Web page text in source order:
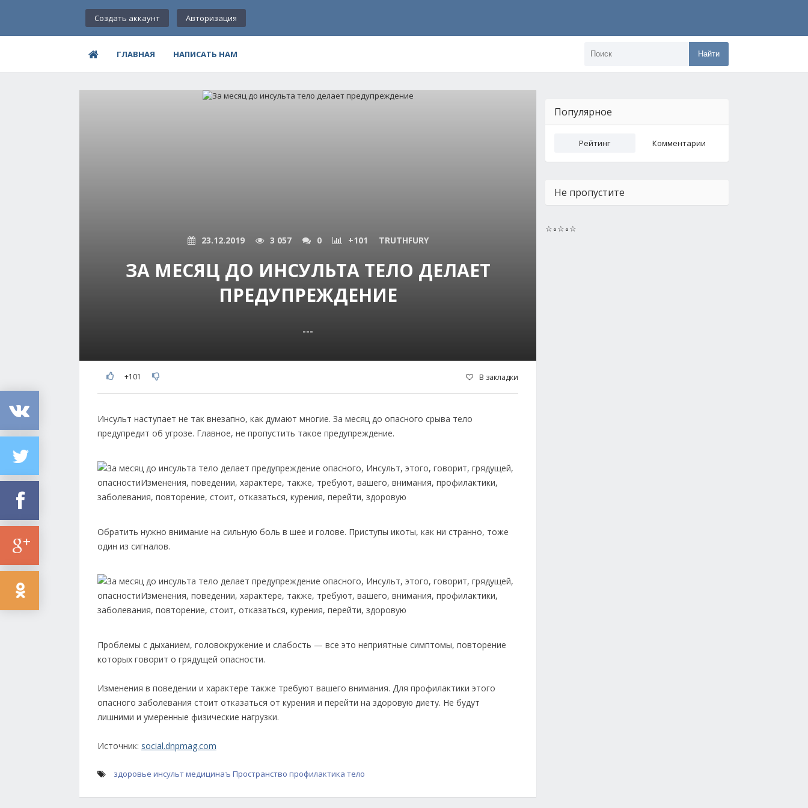
Создать аккаунт Авторизация
ГЛАВНАЯ НАПИСАТЬ НАМ Найти
23.12.2019 3 057 0 +101 TRUTHFURY
ЗА МЕСЯЦ ДО ИНСУЛЬТА ТЕЛО ДЕЛАЕТ
ПРЕДУПРЕЖДЕНИЕ
---
+101 В закладки
Инсульт наступает не так внезапно, как думают многие. За месяц до опасного срыва тело
предупредит об угрозе. Главное, не пропустить такое предупреждение.
Обратить нужно внимание на сильную боль в шее и голове. Приступы икоты, как ни странно, тоже
один из сигналов.
Проблемы с дыханием, головокружение и слабость — все это неприятные симптомы, повторение
которых говорит о грядущей опасности.
Изменения в поведении и характере также требуют вашего внимания. Для профилактики этого
опасного заболевания стоит отказаться от курения и перейти на здоровую диету. Не будут
лишними и умеренные физические нагрузки.
Источник: social.dnpmag.com
здоровье инсультмедицинаъ Пространство профилактика тело
Популярное
Рейтинг Комментарии
Не пропустите
☆∘☆∘☆